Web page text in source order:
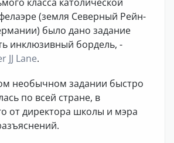
(земля Северный Рейн-
было дано задание
инклюзивный бордель, -
JJ Lane.
необычном задании быстро
по всей стране, в
от директора школы и мэра